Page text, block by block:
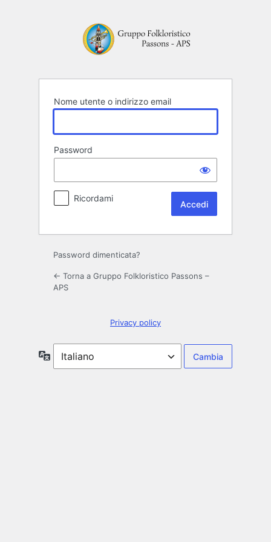
Nome utente o indirizzo email
Password
Ricordami
Password dimenticata?
← Torna a Gruppo Folkloristico Passons –
APS
Privacy policy
Lingua